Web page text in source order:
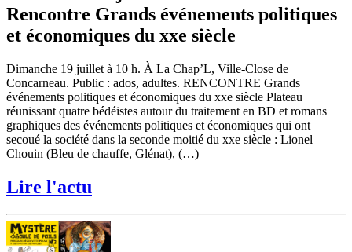
Rencontre Grands événements politiques
et économiques du xxe siècle
Dimanche 19 juillet à 10 h. À La Chap’L, Ville-Close de
Concarneau. Public : ados, adultes. RENCONTRE Grands
événements politiques et économiques du xxe siècle Plateau
réunissant quatre bédéistes autour du traitement en BD et romans
graphiques des événements politiques et économiques qui ont
secoué la société dans la seconde moitié du xxe siècle : Lionel
Chouin (Bleu de chauffe, Glénat), (…)
Lire l'actu